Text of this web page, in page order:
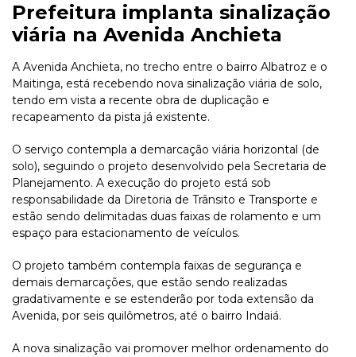
Prefeitura implanta sinalização
viária na Avenida Anchieta
A Avenida Anchieta, no trecho entre o bairro Albatroz e o
Maitinga, está recebendo nova sinalização viária de solo,
tendo em vista a recente obra de duplicação e
recapeamento da pista já existente.
O serviço contempla a demarcação viária horizontal (de
solo), seguindo o projeto desenvolvido pela Secretaria de
Planejamento. A execução do projeto está sob
responsabilidade da Diretoria de Trânsito e Transporte e
estão sendo delimitadas duas faixas de rolamento e um
espaço para estacionamento de veículos.
O projeto também contempla faixas de segurança e
demais demarcações, que estão sendo realizadas
gradativamente e se estenderão por toda extensão da
Avenida, por seis quilômetros, até o bairro Indaiá.
A nova sinalização vai promover melhor ordenamento do